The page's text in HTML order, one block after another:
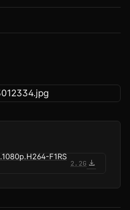
F1RS
2.2G download